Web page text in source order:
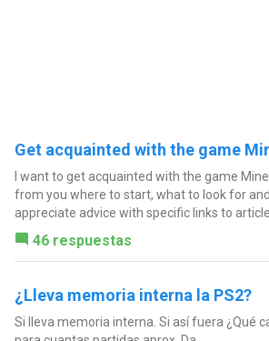
Get acquainted with the game
I want to get acquainted with the game
from you where to start, what to look for
appreciate advice with specific links to
46 respuestas
¿Lleva memoria interna la PS2?
Si lleva memoria interna. Si así fuera ¿Qué